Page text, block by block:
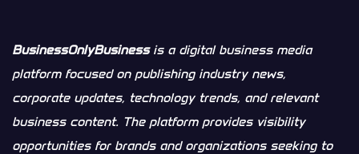
BusinessOnlyBusinessis a digital business media
platform focused on publishing industry news,
corporate updates, technology trends, and relevant
business content. The platform provides visibility
opportunities for brands and organizations seeking to